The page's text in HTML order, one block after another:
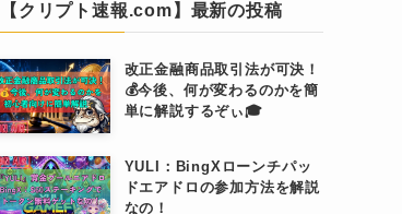
【クリプト速報.com】最新の投稿
改正金融商品取引法が可決！
💰今後、何が変わるのかを簡
単に解説するぞぃ🎓
YULI：BingXローンチパッ
ドエアドロの参加方法を解説
なの！